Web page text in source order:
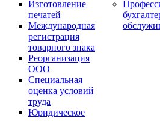
Изготовление
печатей
Международная
регистрация
товарного знака
Реорганизация
ООО
Специальная
оценка условий
труда
Юридическое